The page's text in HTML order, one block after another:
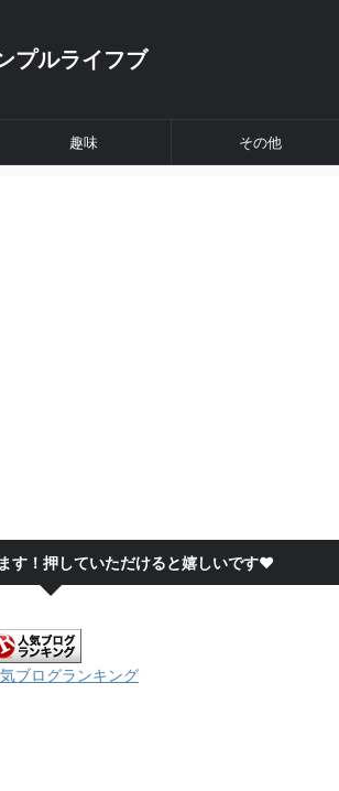
プルライフブ
趣味 その他
す！押していただけると嬉しいです❤
ブログランキング